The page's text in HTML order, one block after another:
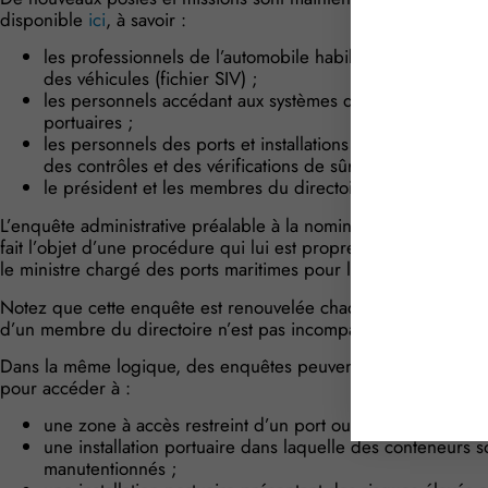
disponible ici, à savoir :
les professionnels de l’automobile habilités à
des véhicules (fichier SIV) ;
les personnels accédant aux systèmes d’information ou
portuaires ;
les personnels des ports et installations portuaires
des contrôles et des vérifications de sûretés, les pilotes
le président et les membres du directoire d’un grand
L’enquête administrative préalable à la nomination du
fait l’objet d’une procédure qui lui est propre et qui fait
le ministre chargé des ports maritimes pour le président du
Notez que cette enquête est renouvelée chaque année, afin
d’un membre du directoire n’est pas incompatible avec ses
Dans la même logique, des enquêtes peuvent être menées
pour accéder à :
une zone à accès restreint d’un port ou d’une installation
une installation portuaire dans laquelle des conteneurs
manutentionnés ;